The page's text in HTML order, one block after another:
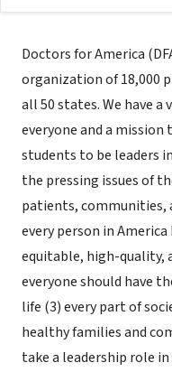
Doctors for America
organization of 18,000
all 50 states. We have
everyone and a
students to be leaders
the pressing issues of
patients, communities,
every person in
equitable, high-quality,
everyone should have
life (3) every part of
healthy families and
take a leadership role